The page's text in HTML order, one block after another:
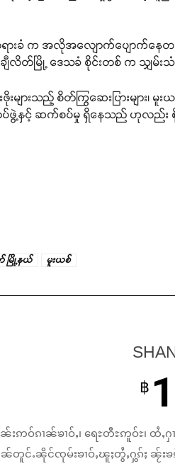
ားခံ က အလိုအလျောက်ပျောက်နေတယ်
ျီလိတ်မြို့ ဒေသခံ စိုင်းတစ် က သျှမ်း
များသည့် စိတ်ကြွဆေးပြားများ၊
ဖွဲ့နှင့် ဆက်စပ်မှု ရှိနေသည် ဟုလည်း
မြို့နယ် မူးယစ်
฿
းဢဝ်ၵၢၼ်ၶၢဝ်ႇ၊ ရေႊတီႊဢူဝ်ႊ၊ ထႆႇ
ၼ်တူင်ႉၼိုင်ၸုမ်းၶၢဝ်ႇၽူႈတွႆႇႁွၵ်ႈ ၼႂ်း